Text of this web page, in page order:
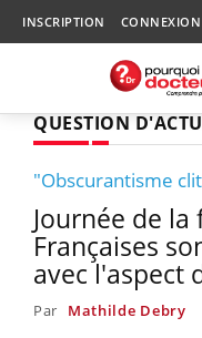
INSCRIPTION CONNEXION
QUESTION D'ACTU
"Obscurantisme
Journée de la
Françaises
avec l'aspect
Par Mathilde Debry